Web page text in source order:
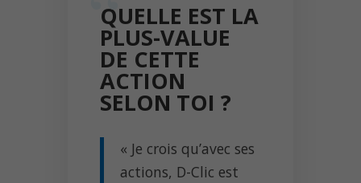
QUELLE EST LA
PLUS-VALUE
DE CETTE
ACTION
SELON TOI ?
« Je crois qu’avec ses
actions, D-Clic est